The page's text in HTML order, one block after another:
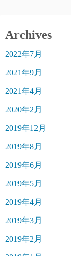
Archives
2022年7月
2021年9月
2021年4月
2020年2月
2019年12月
2019年8月
2019年6月
2019年5月
2019年4月
2019年3月
2019年2月